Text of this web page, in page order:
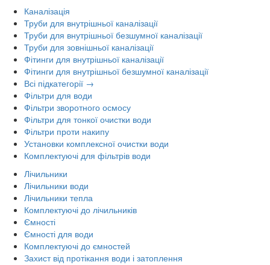
Каналізація
Труби для внутрішньої каналізації
Труби для внутрішньої безшумної каналізації
Труби для зовнішньої каналізації
Фітинги для внутрішньої каналізації
Фітинги для внутрішньої безшумної каналізації
Всі підкатегорії →
Фільтри для води
Фільтри зворотного осмосу
Фільтри для тонкої очистки води
Фільтри проти накипу
Установки комплексної очистки води
Комплектуючі для фільтрів води
Лічильники
Лічильники води
Лічильники тепла
Комплектуючі до лічильників
Ємності
Ємності для води
Комплектуючі до ємностей
Захист від протікання води і затоплення